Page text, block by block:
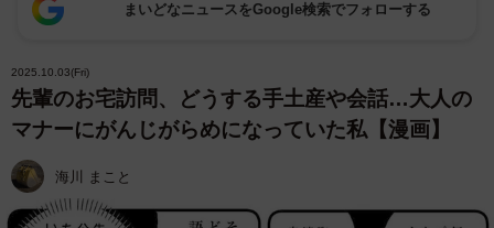
まいどなニュースをGoogle検索でフォローする
2025.10.03(Fri)
先輩のお宅訪問、どうする手土産や会話…大人の
マナーにがんじがらめになっていた私【漫画】
海川 まこと